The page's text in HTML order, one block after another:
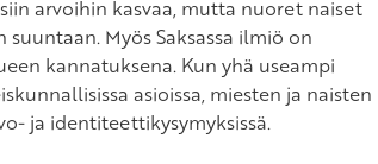
arvoihin kasvaa, mutta nuoret naiset
Myös Saksassa ilmiö on
kannatuksena. Kun yhä useampi
asioissa, miesten ja naisten
ja identiteettikysymyksissä.